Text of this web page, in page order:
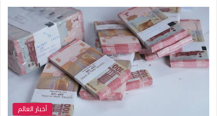
أخبار العالم